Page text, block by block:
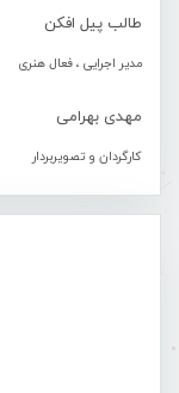
طالب پیل افکن
مدیر اجرایی ، فعال هنری
مهدی بهرامی
کارگردان و تصویربردار